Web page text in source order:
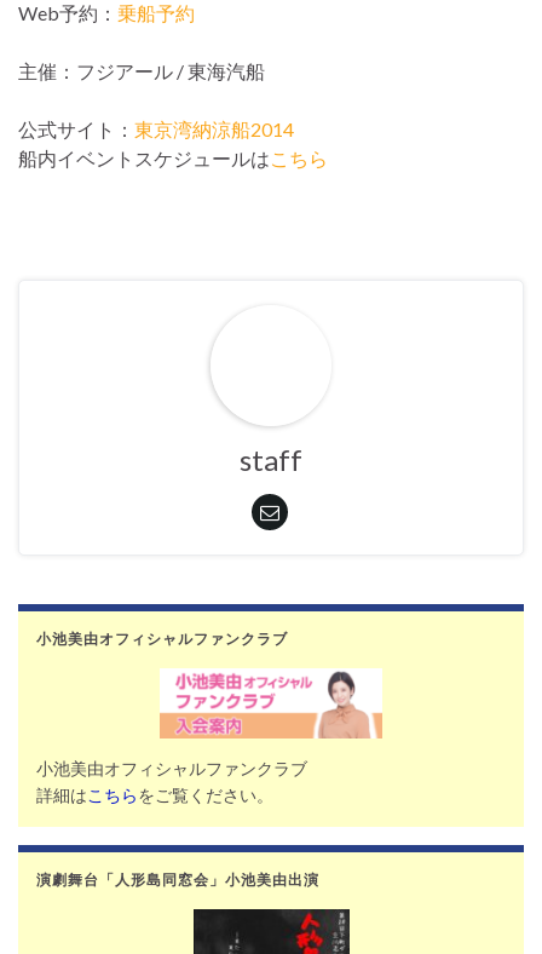
Web予約： 乗船予約
主催：フジアール / 東海汽船
公式サイト： 東京湾納涼船2014
船内イベントスケジュールはこちら
staff
小池美由オフィシャルファンクラブ
小池美由オフィシャルファンクラブ
詳細はこちらをご覧ください。
演劇舞台「人形島同窓会」小池美由出演